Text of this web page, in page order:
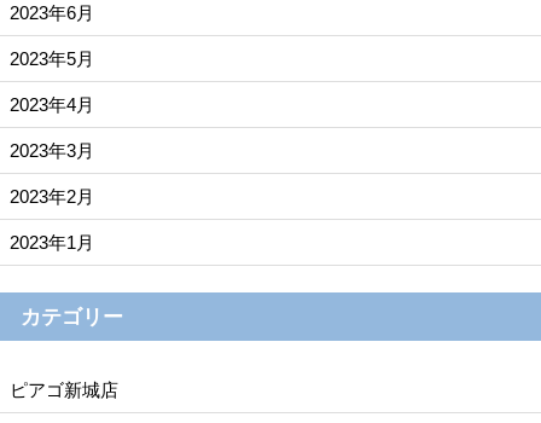
2023年6月
2023年5月
2023年4月
2023年3月
2023年2月
2023年1月
カテゴリー
ピアゴ新城店